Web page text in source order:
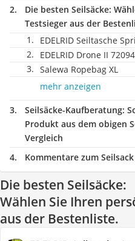
Die besten Seilsäcke:
Testsieger aus der
EDELRID Seiltasche
EDELRID Drone II
Salewa Ropebag XL
mehr anzeigen
Seilsäcke-Kaufberatung:
Produkt aus dem obigen
Vergleich
Kommentare zum
Die besten Seilsäcke:
Wählen Sie Ihren
aus der Bestenliste.